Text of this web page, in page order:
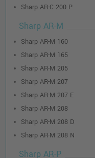
Sharp AR-C 200 P
Sharp AR-M
Sharp AR-M 160
Sharp AR-M 165
Sharp AR-M 205
Sharp AR-M 207
Sharp AR-M 207 E
Sharp AR-M 208
Sharp AR-M 208 D
Sharp AR-M 208 N
Sharp AR-P